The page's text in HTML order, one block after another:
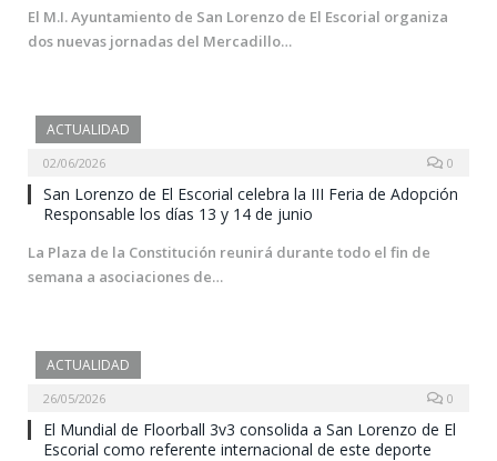
El M.I. Ayuntamiento de San Lorenzo de El Escorial organiza
dos nuevas jornadas del Mercadillo…
ACTUALIDAD
02/06/2026 0
San Lorenzo de El Escorial celebra la III Feria de Adopción
Responsable los días 13 y 14 de junio
La Plaza de la Constitución reunirá durante todo el fin de
semana a asociaciones de…
ACTUALIDAD
26/05/2026 0
El Mundial de Floorball 3v3 consolida a San Lorenzo de El
Escorial como referente internacional de este deporte